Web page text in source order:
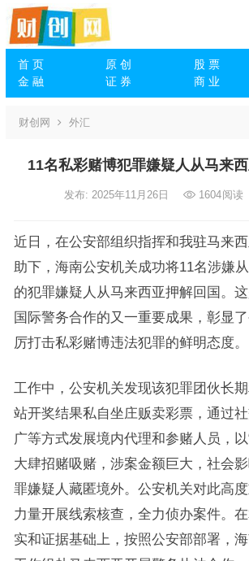
首 页 原 创 股 票
金 融
证 券 商 业
财创网 外汇
11名私彩赌博犯罪嫌疑人从马来
发布: 2025年11月26日 1604阅读
近日，在公安部组织指挥和我驻马来
助下，海南公安机关成功将11名涉嫌
的犯罪嫌疑人从马来西亚押解回国。
国际警务合作的又一重要成果，彰显
厉打击私彩赌博违法犯罪的鲜明态度。
工作中，公安机关发现该犯罪团伙长
站开奖结果私自坐庄贩卖彩票，通过
广等方式发展境内代理和参赌人员，
大肆招赌吸赌，涉案金额巨大，社会
罪嫌疑人藏匿境外。公安机关对此高
力量开展线索核查，全力侦办案件。
实和证据基础上，按照公安部部署，